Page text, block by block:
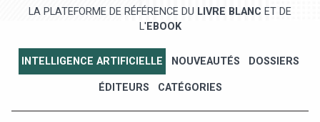
LA PLATEFORME DE RÉFÉRENCE DU LIVRE BLANC ET DE
L' EBOOK
INTELLIGENCE ARTIFICIELLE NOUVEAUTÉS DOSSIERS
ÉDITEURS CATÉGORIES